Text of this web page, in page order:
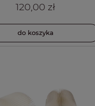
120,00 zł
do koszyka